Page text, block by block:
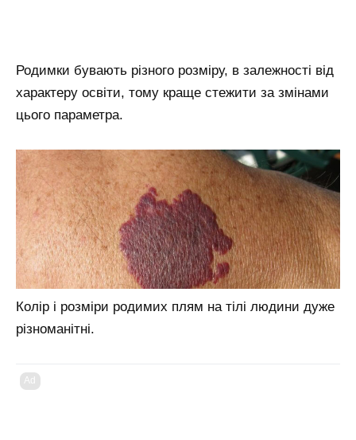
Родимки бувають різного розміру, в залежності від
характеру освіти, тому краще стежити за змінами
цього параметра.
Колір і розміри родимих плям на тілі людини дуже
різноманітні.
Ad